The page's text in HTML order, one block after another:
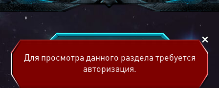
Для просмотра данного раздела требуется
авторизация.